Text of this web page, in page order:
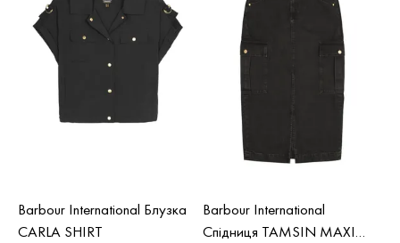
Barbour International Блузка
CARLA SHIRT
Barbour International
Спідниця TAMSIN MAXI